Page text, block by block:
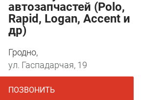
автозапчастей (Polo,
Rapid, Logan, Accent и
др)
Гродно,
ул. Гаспадарчая, 19
ПОЗВОНИТЬ